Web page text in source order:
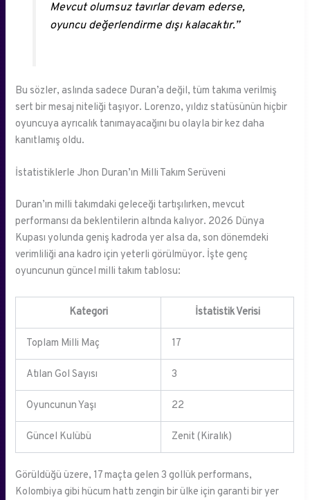
Mevcut olumsuz tavırlar devam ederse,
oyuncu değerlendirme dışı kalacaktır.”
Bu sözler, aslında sadece Duran’a değil, tüm takıma verilmiş
sert bir mesaj niteliği taşıyor. Lorenzo, yıldız statüsünün hiçbir
oyuncuya ayrıcalık tanımayacağını bu olayla bir kez daha
kanıtlamış oldu.
İstatistiklerle Jhon Duran’ın Milli Takım Serüveni
Duran’ın milli takımdaki geleceği tartışılırken, mevcut
performansı da beklentilerin altında kalıyor. 2026 Dünya
Kupası yolunda geniş kadroda yer alsa da, son dönemdeki
verimliliği ana kadro için yeterli görülmüyor. İşte genç
oyuncunun güncel milli takım tablosu:
Kategori İstatistik Verisi
Toplam Milli Maç 17
Atılan Gol Sayısı 3
Oyuncunun Yaşı 22
Güncel Kulübü Zenit (Kiralık)
Görüldüğü üzere, 17 maçta gelen 3 gollük performans,
Kolombiya gibi hücum hattı zengin bir ülke için garanti bir yer